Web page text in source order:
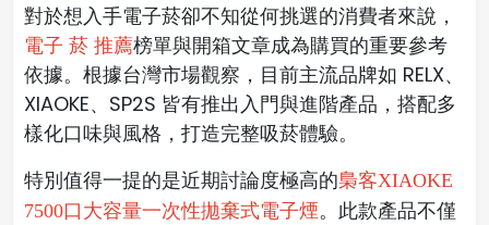
對於想入手電子菸卻不知從何挑選的消費者來說，
電子 菸 推薦榜單與開箱文章成為購買的重要參考
依據。根據台灣市場觀察，目前主流品牌如 RELX、
XIAOKE、SP2S 皆有推出入門與進階產品，搭配多
樣化口味與風格，打造完整吸菸體驗。
特別值得一提的是近期討論度極高的梟客XIAOKE
7500口大容量一次性拋棄式電子煙。此款產品不僅